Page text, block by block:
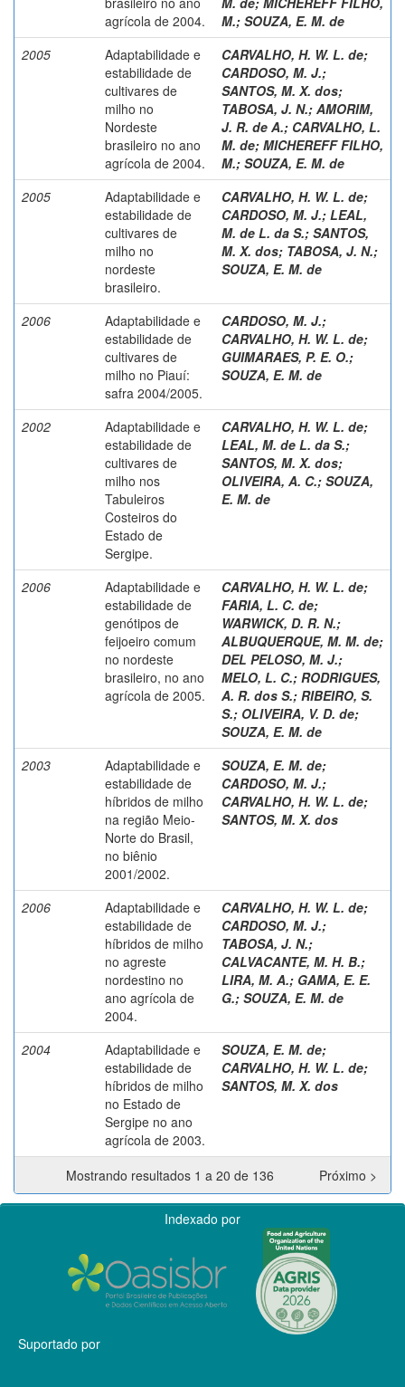
agrícola de 2004.
M.; SOUZA, E. M. de
2005
Adaptabilidade e
estabilidade de
cultivares de
milho no
Nordeste
brasileiro no ano
agrícola de 2004.
CARVALHO, H. W. L. de;
CARDOSO, M. J.;
SANTOS, M. X. dos;
TABOSA, J. N.; AMORIM,
J. R. de A.; CARVALHO, L.
M. de; MICHEREFF FILHO,
M.; SOUZA, E. M. de
2005
Adaptabilidade e
estabilidade de
cultivares de
milho no
nordeste
brasileiro.
CARVALHO, H. W. L. de;
CARDOSO, M. J.; LEAL,
M. de L. da S.; SANTOS,
M. X. dos; TABOSA, J. N.;
SOUZA, E. M. de
2006
Adaptabilidade e
estabilidade de
cultivares de
milho no Piauí:
safra 2004/2005.
CARDOSO, M. J.;
CARVALHO, H. W. L. de;
GUIMARAES, P. E. O.;
SOUZA, E. M. de
2002
Adaptabilidade e
estabilidade de
cultivares de
milho nos
Tabuleiros
Costeiros do
Estado de
Sergipe.
CARVALHO, H. W. L. de;
LEAL, M. de L. da S.;
SANTOS, M. X. dos;
OLIVEIRA, A. C.; SOUZA,
E. M. de
2006
Adaptabilidade e
estabilidade de
genótipos de
feijoeiro comum
no nordeste
brasileiro, no ano
agrícola de 2005.
CARVALHO, H. W. L. de;
FARIA, L. C. de;
WARWICK, D. R. N.;
ALBUQUERQUE, M. M. de;
DEL PELOSO, M. J.;
MELO, L. C.; RODRIGUES,
A. R. dos S.; RIBEIRO, S.
S.; OLIVEIRA, V. D. de;
SOUZA, E. M. de
2003
Adaptabilidade e
estabilidade de
híbridos de milho
na região Meio-
Norte do Brasil,
no biênio
2001/2002.
SOUZA, E. M. de;
CARDOSO, M. J.;
CARVALHO, H. W. L. de;
SANTOS, M. X. dos
2006
Adaptabilidade e
estabilidade de
híbridos de milho
no agreste
nordestino no
ano agrícola de
2004.
CARVALHO, H. W. L. de;
CARDOSO, M. J.;
TABOSA, J. N.;
CALVACANTE, M. H. B.;
LIRA, M. A.; GAMA, E. E.
G.; SOUZA, E. M. de
2004
Adaptabilidade e
estabilidade de
híbridos de milho
no Estado de
Sergipe no ano
agrícola de 2003.
SOUZA, E. M. de;
CARVALHO, H. W. L. de;
SANTOS, M. X. dos
Mostrando resultados 1 a 20 de 136 Próximo >
Indexado por
Suportado por